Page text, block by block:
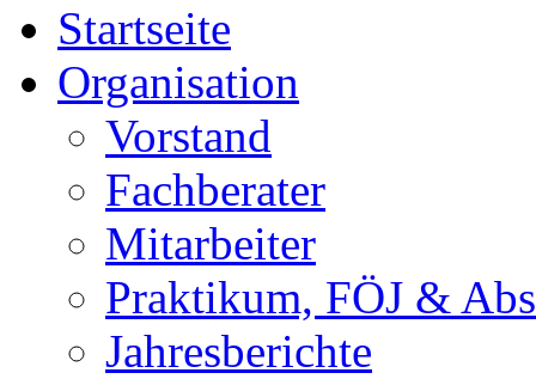
Startseite
Organisation
Vorstand
Fachberater
Mitarbeiter
Praktikum, FÖJ &
Jahresberichte